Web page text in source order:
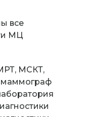
все
МЦ
МСКТ,
маммограф